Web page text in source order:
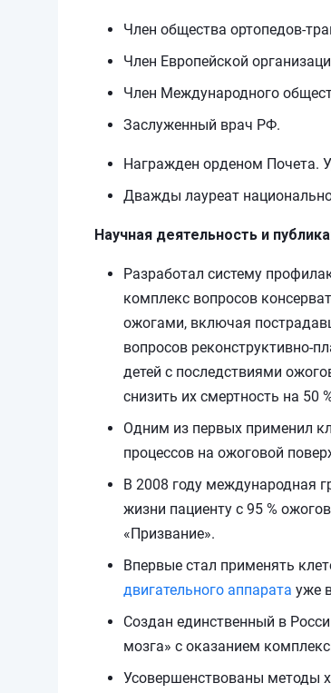
Член общества ортопедов-
Член Европейской
Член Международного
Заслуженный врач РФ.
Награжден орденом Почета.
Дважды лауреат
Научная деятельность и
Разработал систему
комплекс вопросов
ожогами, включая
вопросов реконструктивно-
детей с последствиями
снизить их смертность на 50
Одним из первых применил
процессов на ожоговой
В 2008 году международная
жизни пациенту с 95 %
«Призвание».
Впервые стал применять
двигательного аппарата уже
Создан единственный в
мозга» с оказанием
Усовершенствованы методы